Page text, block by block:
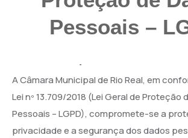
Pessoais –
A Câmara Municipal de Rio Real, em
Lei nº 13.709/2018 (Lei Geral de Proteção
Pessoais – LGPD), compromete-se a
privacidade e a segurança dos dados